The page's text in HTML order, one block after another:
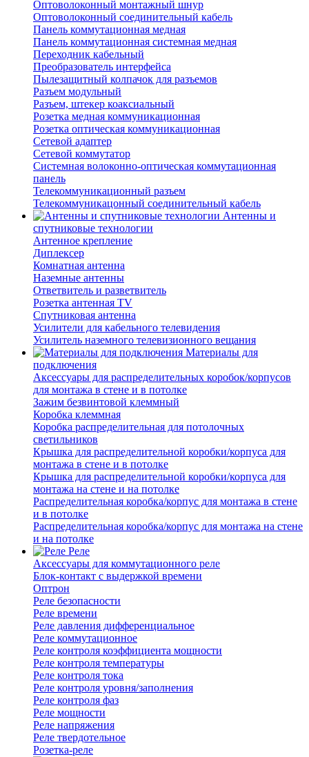
Оптоволоконный монтажный шнур
Оптоволоконный соединительный кабель
Панель коммутационная медная
Панель коммутационная системная медная
Переходник кабельный
Преобразователь интерфейса
Пылезащитный колпачок для разъемов
Разъем модульный
Разъем, штекер коаксиальный
Розетка медная коммуникационная
Розетка оптическая коммуникационная
Сетевой адаптер
Сетевой коммутатор
Системная волоконно-оптическая коммутационная
панель
Телекоммуникационный разъем
Телекоммуникацонный соединительный кабель
Антенны и
спутниковые технологии
Антенное крепление
Диплексер
Комнатная антенна
Наземные антенны
Ответвитель и разветвитель
Розетка антенная TV
Спутниковая антенна
Усилители для кабельного телевидения
Усилитель наземного телевизионного вещания
Материалы для
подключения
Аксессуары для распределительных коробок/корпусов
для монтажа в стене и в потолке
Зажим безвинтовой клеммный
Коробка клеммная
Коробка распределительная для потолочных
светильников
Крышка для распределительной коробки/корпуса для
монтажа в стене и в потолке
Крышка для распределительной коробки/корпуса для
монтажа на стене и на потолке
Распределительная коробка/корпус для монтажа в стене
и в потолке
Распределительная коробка/корпус для монтажа на стене
и на потолке
Реле
Аксессуары для коммутационного реле
Блок-контакт с выдержкой времени
Оптрон
Реле безопасности
Реле времени
Реле давления дифференциальное
Реле коммутационное
Реле контроля коэффициента мощности
Реле контроля температуры
Реле контроля тока
Реле контроля уровня/заполнения
Реле контроля фаз
Реле мощности
Реле напряжения
Реле твердотельное
Розетка-реле